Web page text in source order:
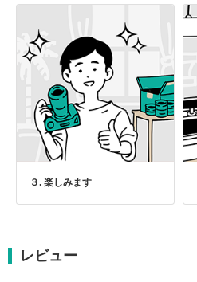
３. 楽しみます
レビュー